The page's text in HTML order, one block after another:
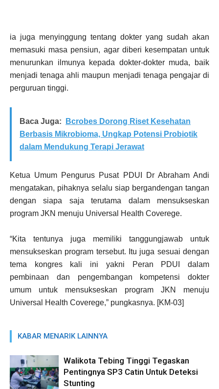
ia juga menyinggung tentang dokter yang sudah akan
memasuki masa pensiun, agar diberi kesempatan untuk
menurunkan ilmunya kepada dokter-dokter muda, baik
menjadi tenaga ahli maupun menjadi tenaga pengajar di
perguruan tinggi.
Baca Juga:
Bcrobes Dorong Riset Kesehatan
Berbasis Mikrobioma, Ungkap Potensi Probiotik
dalam Mendukung Terapi Jerawat
Ketua Umum Pengurus Pusat PDUI Dr Abraham Andi
mengatakan, pihaknya selalu siap bergandengan tangan
dengan siapa saja terutama dalam mensukseskan
program JKN menuju Universal Health Coverege.
“Kita tentunya juga memiliki tanggungjawab untuk
mensukseskan program tersebut. Itu juga sesuai dengan
tema kongres kali ini yakni Peran PDUI dalam
pembinaan dan pengembangan kompetensi dokter
umum untuk mensukseskan program JKN menuju
Universal Health Coverege,” pungkasnya. [KM-03]
KABAR MENARIK LAINNYA
Walikota Tebing Tinggi Tegaskan
Pentingnya SP3 Catin Untuk Deteksi
Stunting